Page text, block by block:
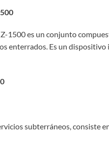
1500 es un conjunto
enterrados. Es un
subterráneos, consiste